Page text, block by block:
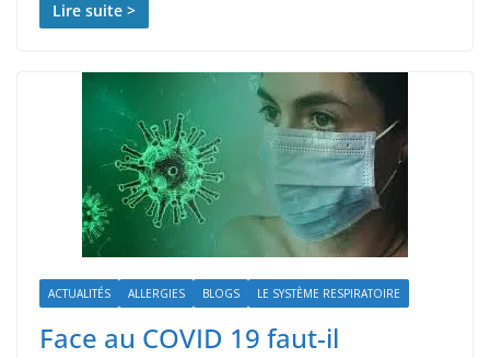
Lire suite >
ACTUALITÉS ALLERGIES BLOGS LE SYSTÈME RESPIRATOIRE
Face au COVID 19 faut-il